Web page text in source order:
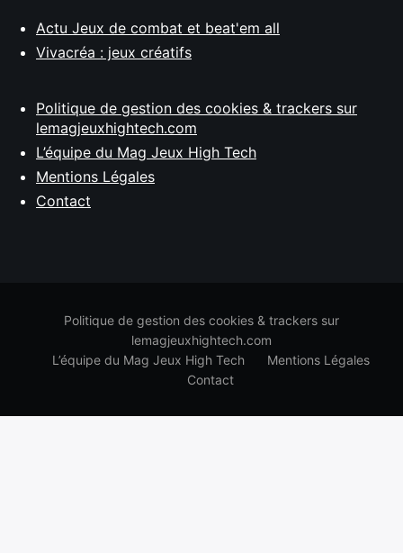
Actu Jeux de combat et beat'em all
Vivacréa : jeux créatifs
Politique de gestion des cookies & trackers sur
lemagjeuxhightech.com
L’équipe du Mag Jeux High Tech
Mentions Légales
Contact
Politique de gestion des cookies & trackers sur
lemagjeuxhightech.com
L’équipe du Mag Jeux High Tech
Mentions Légales
Contact